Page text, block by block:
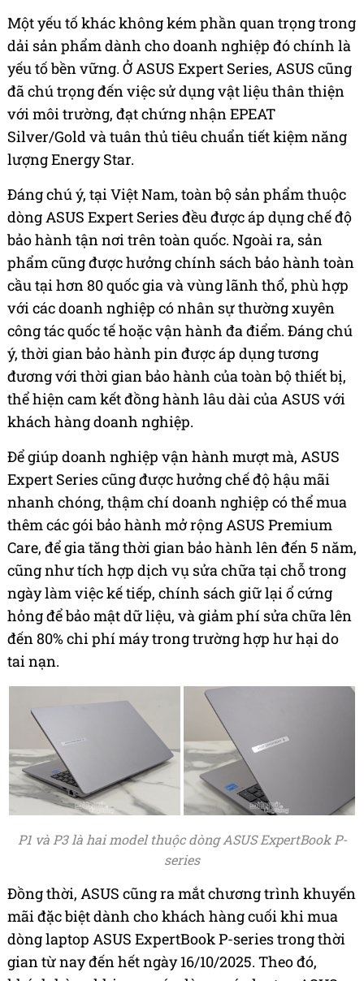
Một yếu tố khác không kém phần quan trọng trong
dải sản phẩm dành cho doanh nghiệp đó chính là
yếu tố bền vững. Ở ASUS Expert Series, ASUS cũng
đã chú trọng đến việc sử dụng vật liệu thân thiện
với môi trường, đạt chứng nhận EPEAT
Silver/Gold và tuân thủ tiêu chuẩn tiết kiệm năng
lượng Energy Star.
Đáng chú ý, tại Việt Nam, toàn bộ sản phẩm thuộc
dòng ASUS Expert Series đều được áp dụng chế độ
bảo hành tận nơi trên toàn quốc. Ngoài ra, sản
phẩm cũng được hưởng chính sách bảo hành toàn
cầu tại hơn 80 quốc gia và vùng lãnh thổ, phù hợp
với các doanh nghiệp có nhân sự thường xuyên
công tác quốc tế hoặc vận hành đa điểm. Đáng chú
ý, thời gian bảo hành pin được áp dụng tương
đương với thời gian bảo hành của toàn bộ thiết bị,
thể hiện cam kết đồng hành lâu dài của ASUS với
khách hàng doanh nghiệp.
Để giúp doanh nghiệp vận hành mượt mà, ASUS
Expert Series cũng được hưởng chế độ hậu mãi
nhanh chóng, thậm chí doanh nghiệp có thể mua
thêm các gói bảo hành mở rộng ASUS Premium
Care, để gia tăng thời gian bảo hành lên đến 5 năm,
cũng như tích hợp dịch vụ sửa chữa tại chỗ trong
ngày làm việc kế tiếp, chính sách giữ lại ổ cứng
hỏng để bảo mật dữ liệu, và giảm phí sửa chữa lên
đến 80% chi phí máy trong trường hợp hư hại do
tai nạn.
P1 và P3 là hai model thuộc dòng ASUS ExpertBook P-
series
Đồng thời, ASUS cũng ra mắt chương trình khuyến
mãi đặc biệt dành cho khách hàng cuối khi mua
dòng laptop ASUS ExpertBook P-series trong thời
gian từ nay đến hết ngày 16/10/2025. Theo đó,